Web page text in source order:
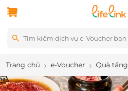
Trang chủ e-Voucher Quà tặng